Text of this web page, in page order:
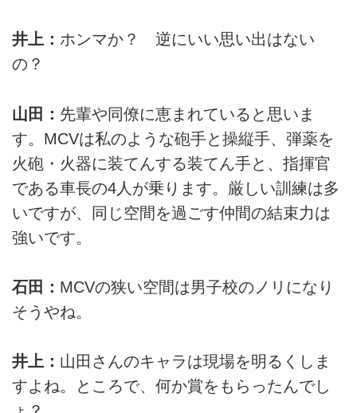
井上： ホンマか？ 逆にいい思い出はない
の？
山田： 先輩や同僚に恵まれていると思いま
す。MCVは私のような砲手と操縦手、弾薬を
火砲・火器に装てんする装てん手と、指揮官
である車長の4人が乗ります。厳しい訓練は多
いですが、同じ空間を過ごす仲間の結束力は
強いです。
石田： MCVの狭い空間は男子校のノリになり
そうやね。
井上： 山田さんのキャラは現場を明るくしま
すよね。ところで、何か賞をもらったんでし